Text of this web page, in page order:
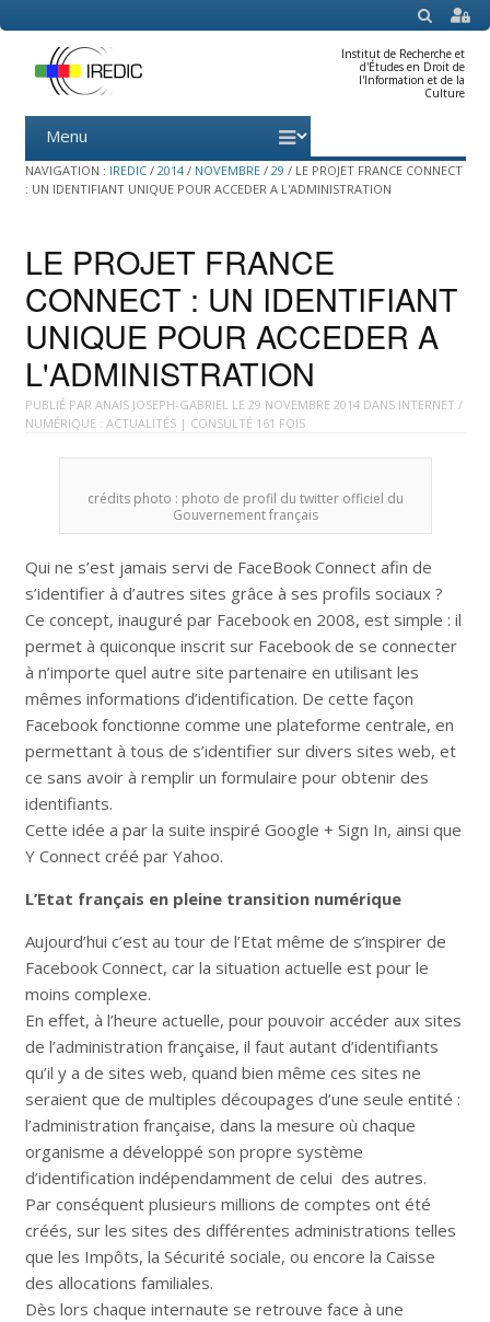
SEARCH
Institut de Recherche et
d'Études en Droit de
l'Information et de la
Culture
Menu
content
NAVIGATION : IREDIC / 2014 / NOVEMBRE / 29 / LE PROJET FRANCE CONNECT
: UN IDENTIFIANT UNIQUE POUR ACCEDER A L'ADMINISTRATION
LE PROJET FRANCE
CONNECT : UN IDENTIFIANT
UNIQUE POUR ACCEDER A
L'ADMINISTRATION
PUBLIÉ PAR ANAIS JOSEPH-GABRIEL LE 29 NOVEMBRE 2014DANS INTERNET /
NUMÉRIQUE : ACTUALITÉS| CONSULTÉ 161 FOIS
crédits photo : photo de profil du twitter officiel du
Gouvernement français
Qui ne s’est jamais servi de FaceBook Connect afin de
s’identifier à d’autres sites grâce à ses profils sociaux ?
Ce concept, inauguré par Facebook en 2008, est simple : il
permet à quiconque inscrit sur Facebook de se connecter
à n’importe quel autre site partenaire en utilisant les
mêmes informations d’identification. De cette façon
Facebook fonctionne comme une plateforme centrale, en
permettant à tous de s’identifier sur divers sites web, et
ce sans avoir à remplir un formulaire pour obtenir des
identifiants.
Cette idée a par la suite inspiré Google + Sign In, ainsi que
Y Connect créé par Yahoo.
L’Etat français en pleine transition numérique
Aujourd’hui c’est au tour de l’Etat même de s’inspirer de
Facebook Connect, car la situation actuelle est pour le
moins complexe.
En effet, à l’heure actuelle, pour pouvoir accéder aux sites
de l’administration française, il faut autant d’identifiants
qu’il y a de sites web, quand bien même ces sites ne
seraient que de multiples découpages d’une seule entité :
l’administration française, dans la mesure où chaque
organisme a développé son propre système
d’identification indépendamment de celui des autres.
Par conséquent plusieurs millions de comptes ont été
créés, sur les sites des différentes administrations telles
que les Impôts, la Sécurité sociale, ou encore la Caisse
des allocations familiales.
Dès lors chaque internaute se retrouve face à une